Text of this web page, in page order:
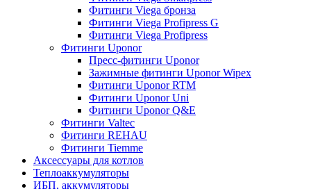
Фитинги Viega бронза
Фитинги Viega Profipress G
Фитинги Viega Profipress
Фитинги Uponor
Пресс-фитинги Uponor
Зажимные фитинги Uponor Wipex
Фитинги Uponor RTM
Фитинги Uponor Uni
Фитинги Uponor Q&E
Фитинги Valtec
Фитинги REHAU
Фитинги Tiemme
Аксессуары для котлов
Теплоаккумуляторы
ИБП, аккумуляторы